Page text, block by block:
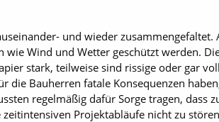
und wieder zusammengefaltet.
Wind und Wetter geschützt werden.
stark, teilweise sind rissige oder gar
die Bauherren fatale Konsequenzen
regelmäßig dafür Sorge tragen, dass
Projektabläufe nicht zu